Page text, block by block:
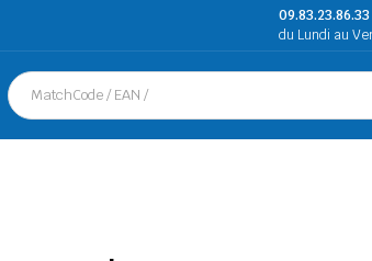
09.83.23.86.33
du Lundi au